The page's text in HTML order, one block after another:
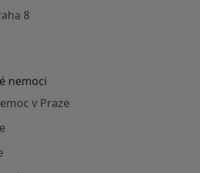
8
nemoci
v Praze